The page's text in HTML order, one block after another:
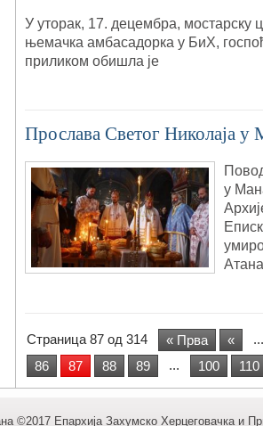
У уторак, 17. децембра, мостарску
њемачка амбасадорка у БиХ,
приликом обишла је
Прослава Светог Николаја
у
Страница 87 од 314 « Прва «
...
86
87 88 89 ... 100 110
©2017 Епархија Захумско Херцеговачка и